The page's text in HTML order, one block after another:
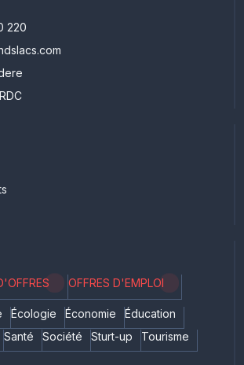
220
OFFRES D'EMPLOI
Écologie Économie
Éducation
Santé Société Sturt-up
Tourisme